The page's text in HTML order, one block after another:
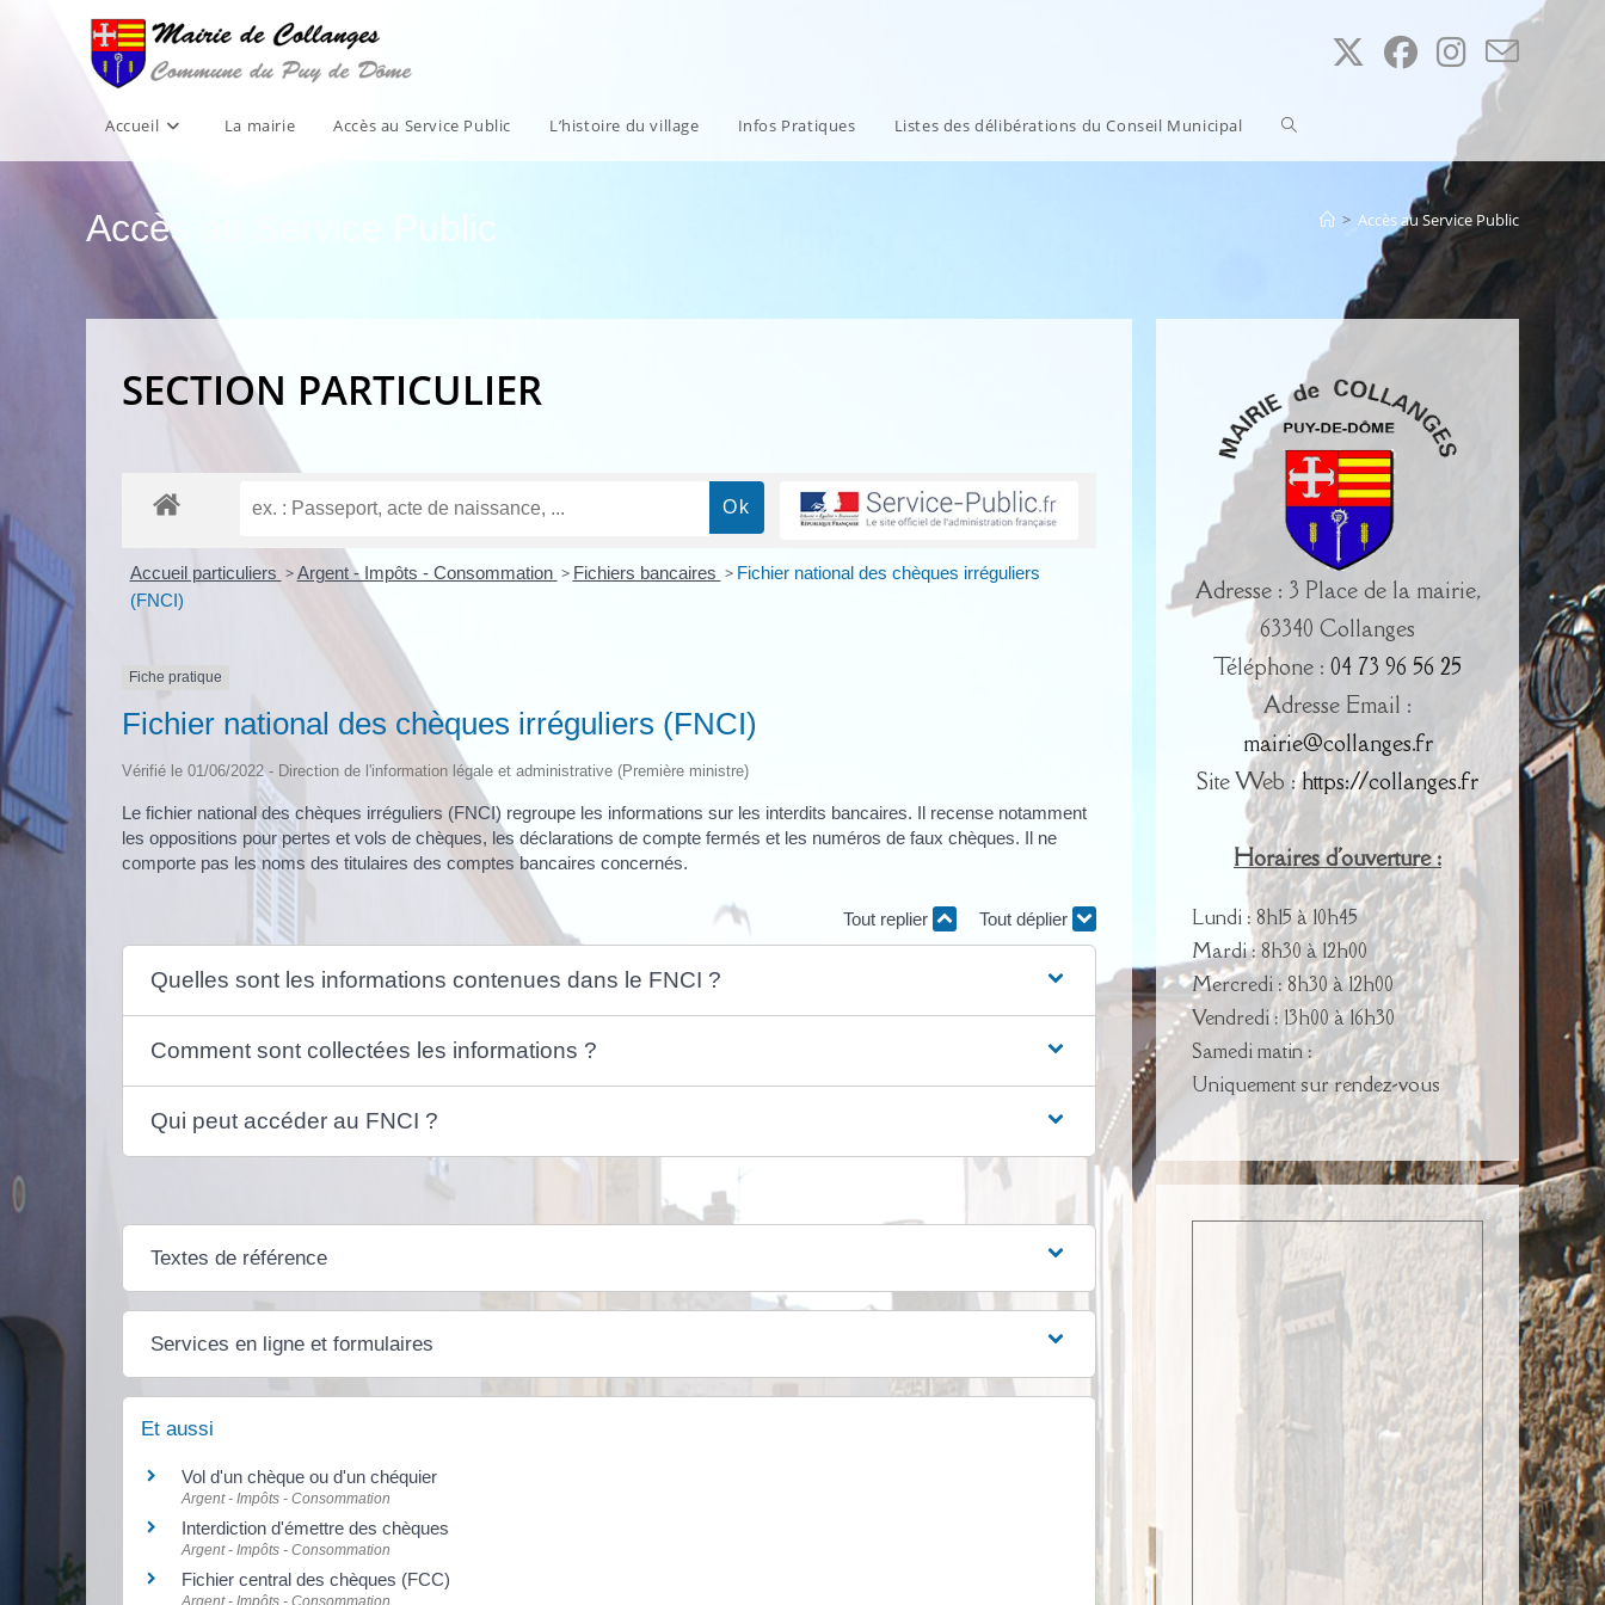
Accueil La mairie Accès au Service Public L’histoire du village Infos Pratiques Listes des délibérations du Conseil Municipal Toggle
Accès au Service Public > Accès au Service Public
SECTION PARTICULIER
Accueil particuliers > Argent - Impôts - Consommation > Fichiers bancaires > Fichier national des chèques irréguliers
(FNCI)
Fiche pratique
Fichier national des chèques irréguliers (FNCI)
Vérifié le 01/06/2022 - Direction de l'information légale et administrative (Première ministre)
Le fichier national des chèques irréguliers (FNCI) regroupe les informations sur les interdits bancaires. Il recense notamment
les oppositions pour pertes et vols de chèques, les déclarations de compte fermés et les numéros de faux chèques. Il ne
comporte pas les noms des titulaires des comptes bancaires concernés.
Tout replier Tout déplier
Quelles sont les informations contenues dans le FNCI ?
Comment sont collectées les informations ?
Qui peut accéder au FNCI ?
Textes de référence
Services en ligne et formulaires
Et aussi
Vol d'un chèque ou d'un chéquier
Argent - Impôts - Consommation
Interdiction d'émettre des chèques
Argent - Impôts - Consommation
Fichier central des chèques (FCC)
Argent - Impôts - Consommation
Adresse : 3 Place de la mairie,
63340 Collanges
Téléphone : 04 73 96 56 25
Adresse Email :
mairie@collanges.fr
Site Web :https://collanges.fr
Horaires d'ouverture :
Lundi : 8h15 à 10h45
Mardi : 8h30 à 12h00
Mercredi : 8h30 à 12h00
Vendredi : 13h00 à 16h30
Samedi matin :
Uniquement sur rendez-vous